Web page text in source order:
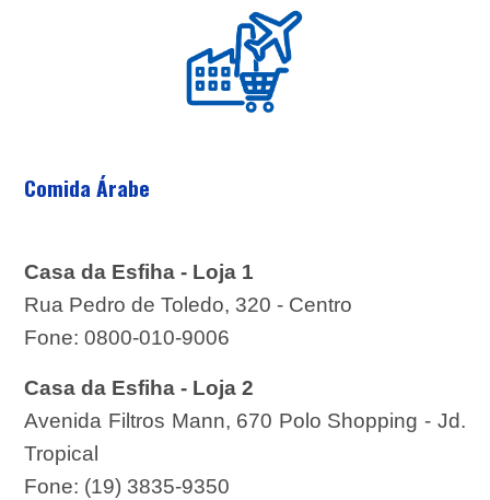
Comida Árabe
Casa da Esfiha - Loja 1
Rua Pedro de Toledo, 320 - Centro
Fone: 0800-010-9006
Casa da Esfiha - Loja 2
Avenida Filtros Mann, 670 Polo Shopping - Jd.
Tropical
Fone: (19) 3835-9350